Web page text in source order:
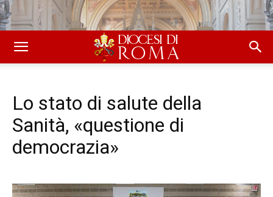
Lo stato di salute della
Sanità, «questione di
democrazia»